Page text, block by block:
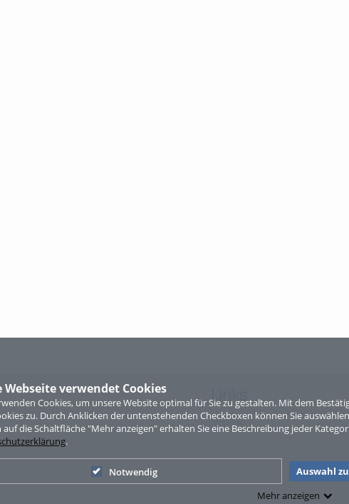
Webseite verwendet Cookies
Cookies, um unsere Website optimal für Sie zu gestalten. Mit dem
zu. Durch Anklicken der untenstehenden Checkboxen können Sie
auf die Schaltfläche "Mehr anzeigen" erhalten Sie eine Beschreibung jeder
.
Notwendig Auswahl
Mehr anzeigen
Links
Sitemap